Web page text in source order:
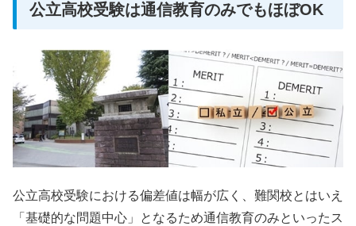
公立高校受験は通信教育のみでもほぼOK
公立高校受験における偏差値は幅が広く、難関校とはいえ
「基礎的な問題中心」となるため通信教育のみといったス